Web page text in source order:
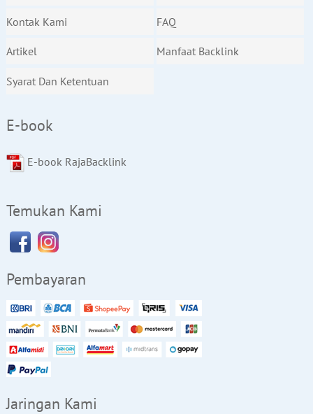
Kontak Kami FAQ
Artikel Manfaat Backlink
Syarat Dan Ketentuan
E-book
E-book RajaBacklink
Temukan Kami
Pembayaran
Jaringan Kami